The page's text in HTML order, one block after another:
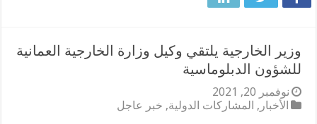
وزير الخارجية يلتقي وكيل وزارة الخارجية العمانية
للشؤون الدبلوماسية
نوفمبر 20, 2021
الأخبار , المشاركات الدولية, خبر عاجل